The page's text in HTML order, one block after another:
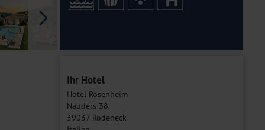
Ihr Hotel
Hotel Rosenheim
Nauders 38
39037 Rodeneck